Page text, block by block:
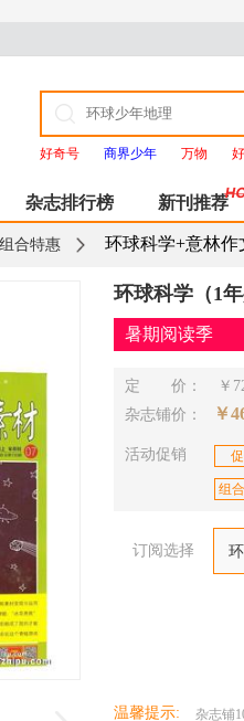
好奇号 商界少年 万物
杂志排行榜 新刊推荐
组合特惠 环球科学+意林作
环球科学（1
暑期阅读季
定 价：
￥
杂志铺价：
￥
活动促销
组
订阅选择
温馨提示:
杂志铺